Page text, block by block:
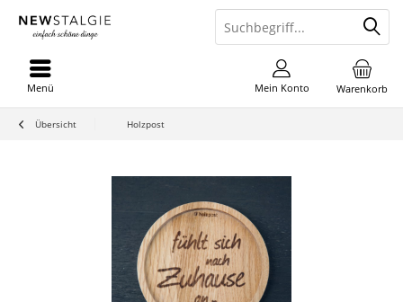
Warenkorb
Mein Konto
Menü
Übersicht Holzpost